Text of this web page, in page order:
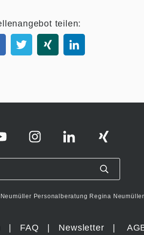
teilen:
Personalberatung Regina
FAQ Newsletter